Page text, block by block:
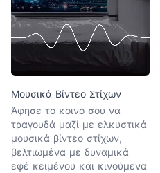
Μουσικά Βίντεο Στίχων
Άφησε το κοινό σου να
τραγουδά μαζί με ελκυστικά
μουσικά βίντεο στίχων,
βελτιωμένα με δυναμικά
εφέ κειμένου και κινούμενα